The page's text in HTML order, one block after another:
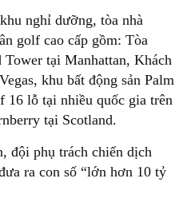
nghỉ dưỡng, tòa nhà
golf cao cấp gồm: Tòa
tại Manhattan, Khách
khu bất động sản Palm
16 lỗ tại nhiều quốc gia trên
tại Scotland.
đội phụ trách chiến dịch
ra con số “lớn hơn 10 tỷ